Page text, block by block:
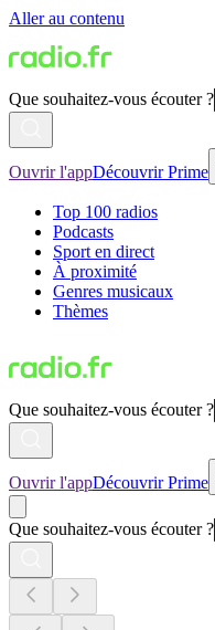
Aller au contenu
Que souhaitez-vous écouter ?
Ouvrir l'appDécouvrir Prime
Top 100 radios
Podcasts
Sport en direct
À proximité
Genres musicaux
Thèmes
Que souhaitez-vous écouter ?
Ouvrir l'appDécouvrir Prime
Que souhaitez-vous écouter ?